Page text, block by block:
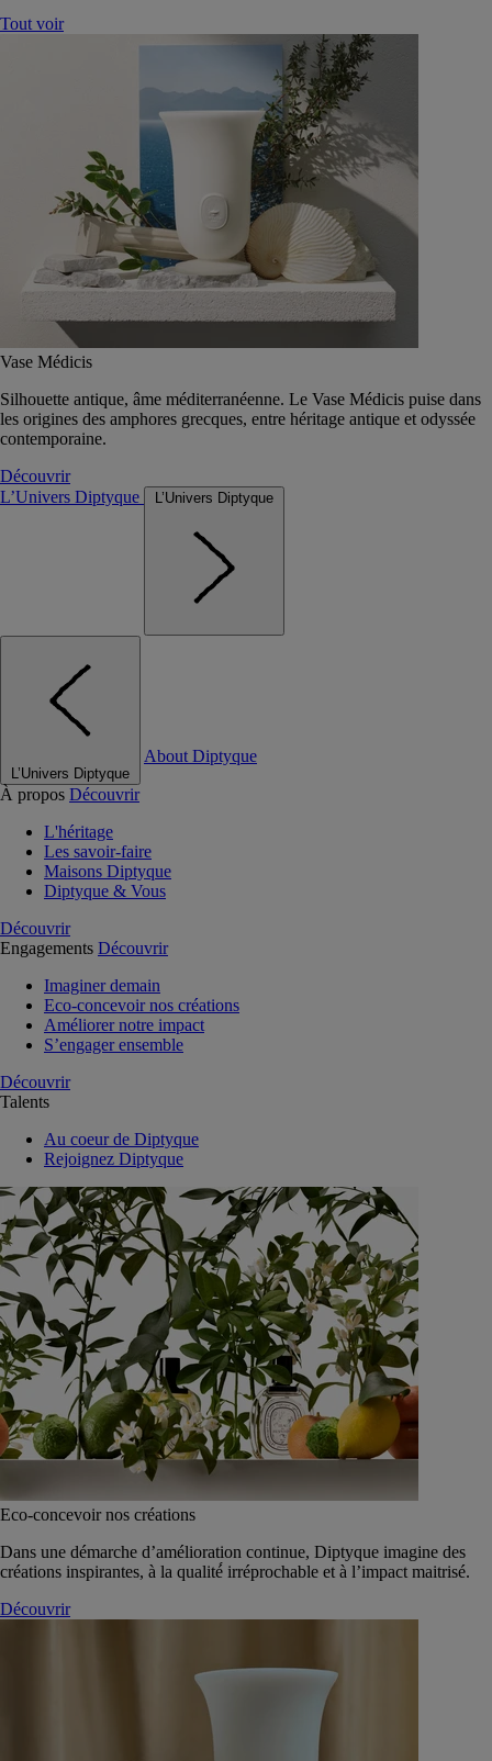
Tout voir
Vase Médicis
Silhouette antique, âme méditerranéenne. Le Vase Médicis puise dans
les origines des amphores grecques, entre héritage antique et odyssée
contemporaine.
Découvrir
L’Univers Diptyque
L’Univers Diptyque
L’Univers Diptyque
About Diptyque
À propos Découvrir
L'héritage
Les savoir-faire
Maisons Diptyque
Diptyque & Vous
Découvrir
Engagements Découvrir
Imaginer demain
Eco-concevoir nos créations
Améliorer notre impact
S’engager ensemble
Découvrir
Talents
Au coeur de Diptyque
Rejoignez Diptyque
Eco-concevoir nos créations
Dans une démarche d’amélioration continue, Diptyque imagine des
créations inspirantes, à la qualité́ irréprochable et à l’impact maitrisé.
Découvrir